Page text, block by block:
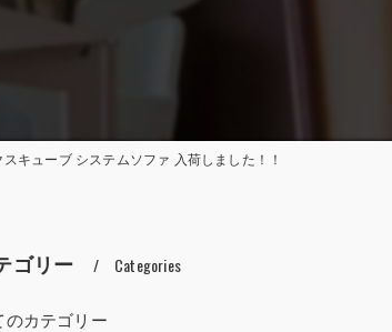
スキューブ システムソファ 入荷しました！！
ゴリー Categories
のカテゴリー